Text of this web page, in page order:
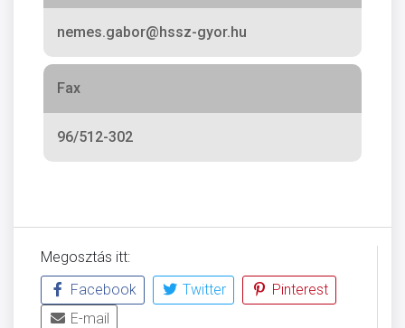
nemes.gabor@hssz-gyor.hu
Fax
96/512-302
Megosztás itt:
Facebook
Twitter
Pinterest
E-mail